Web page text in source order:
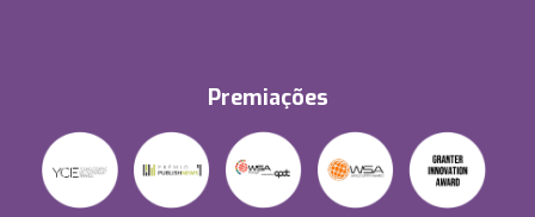
Premiações